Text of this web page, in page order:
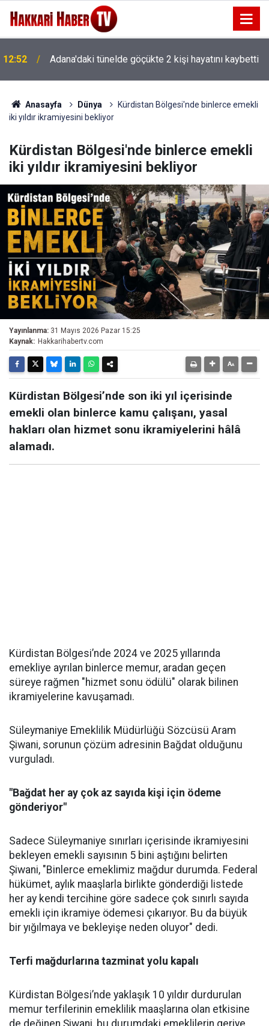
12:29 Parlak’tan yaban keçisi ihalesine tepki
Anasayfa Dünya
Kürdistan Bölgesi'nde binlerce emekli
iki yıldır ikramiyesini bekliyor
Kürdistan Bölgesi'nde binlerce emekli
iki yıldır ikramiyesini bekliyor
Yayınlanma: 31 Mayıs 2026 Pazar 15:25
Kaynak: Hakkarihabertv.com
Kürdistan Bölgesi’nde son iki yıl içerisinde
emekli olan binlerce kamu çalışanı, yasal
hakları olan hizmet sonu ikramiyelerini hâlâ
alamadı.
Kürdistan Bölgesi’nde 2024 ve 2025 yıllarında
emekliye ayrılan binlerce memur, aradan geçen
süreye rağmen "hizmet sonu ödülü" olarak bilinen
ikramiyelerine kavuşamadı.
Süleymaniye Emeklilik Müdürlüğü Sözcüsü Aram
Şiwani, sorunun çözüm adresinin Bağdat olduğunu
vurguladı.
"Bağdat her ay çok az sayıda kişi için ödeme
gönderiyor"
Sadece Süleymaniye sınırları içerisinde ikramiyesini
bekleyen emekli sayısının 5 bini aştığını belirten
Şiwani, "Binlerce emeklimiz mağdur durumda. Federal
hükümet, aylık maaşlarla birlikte gönderdiği listede
her ay kendi tercihine göre sadece çok sınırlı sayıda
emekli için ikramiye ödemesi çıkarıyor. Bu da büyük
bir yığılmaya ve bekleyişe neden oluyor" dedi.
Terfi mağdurlarına tazminat yolu kapalı
Kürdistan Bölgesi’nde yaklaşık 10 yıldır durdurulan
memur terfilerinin emeklilik maaşlarına olan etkisine
de değinen Şiwani, bu durumdaki emeklilerin geriye